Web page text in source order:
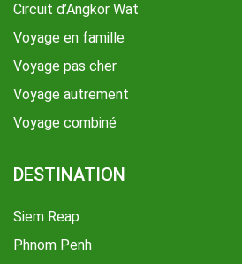
Circuit d’Angkor Wat
Voyage en famille
Voyage pas cher
Voyage autrement
Voyage combiné
DESTINATION
Siem Reap
Phnom Penh